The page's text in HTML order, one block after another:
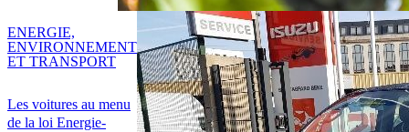
Les voitures au menu
de la loi Energie-
ENERGIE,
ENVIRONNEMENT
ET TRANSPORT